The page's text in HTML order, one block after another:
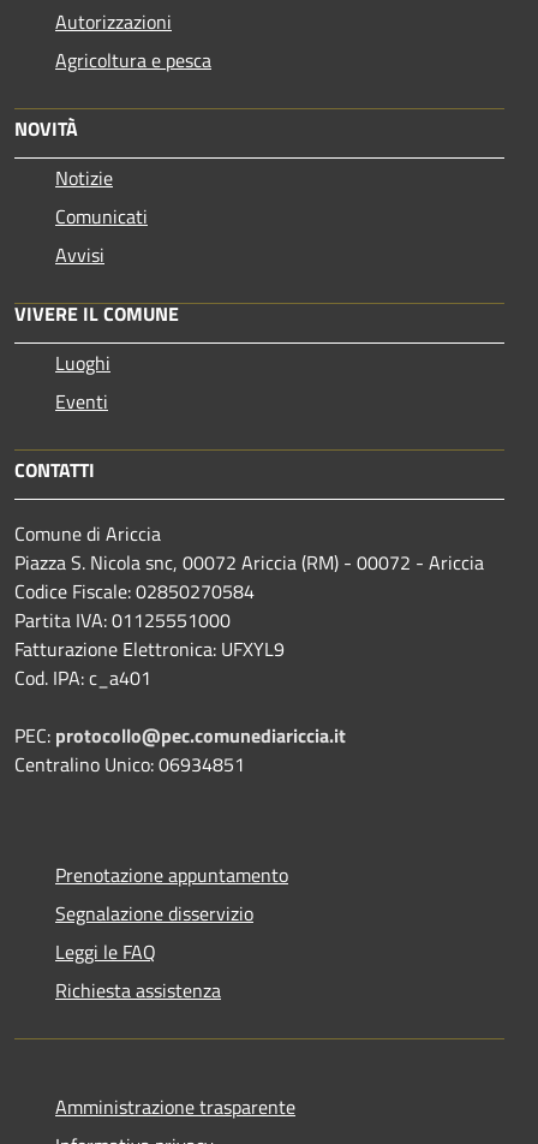
Autorizzazioni
Agricoltura e pesca
NOVITÀ
Notizie
Comunicati
Avvisi
VIVERE IL COMUNE
Luoghi
Eventi
CONTATTI
Comune di Ariccia
Piazza S. Nicola snc, 00072 Ariccia (RM) - 00072 - Ariccia
Codice Fiscale: 02850270584
Partita IVA: 01125551000
Fatturazione Elettronica: UFXYL9
Cod. IPA: c_a401
PEC: protocollo@pec.comunediariccia.it
Centralino Unico: 06934851
Prenotazione appuntamento
Segnalazione disservizio
Leggi le FAQ
Richiesta assistenza
Amministrazione trasparente